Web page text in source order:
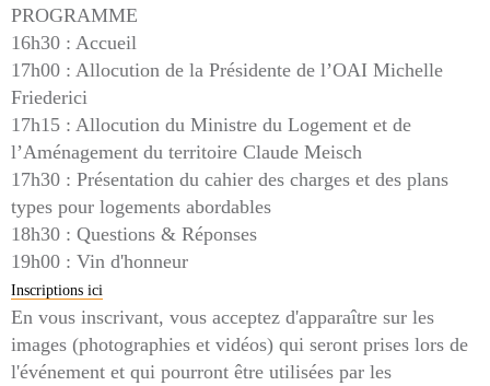
PROGRAMME
16h30 : Accueil
17h00 : Allocution de la Présidente de l’OAI Michelle
Friederici
17h15 : Allocution du Ministre du Logement et de
l’Aménagement du territoire Claude Meisch
17h30 : Présentation du cahier des charges et des plans
types pour logements abordables
18h30 : Questions & Réponses
19h00 : Vin d'honneur
Inscriptions ici
En vous inscrivant, vous acceptez d'apparaître sur les
images (photographies et vidéos) qui seront prises lors de
l'événement et qui pourront être utilisées par les